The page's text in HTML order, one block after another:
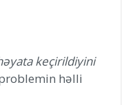
keçirildiyini
həlli